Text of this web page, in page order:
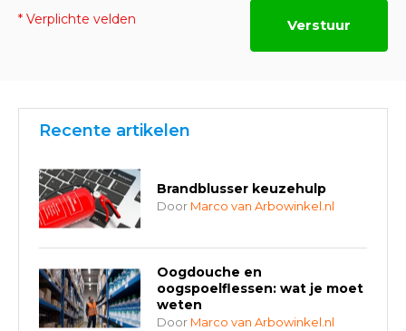
* Verplichte velden Verstuur
Recente artikelen
Brandblusser keuzehulp
Door Marco van Arbowinkel.nl
Oogdouche en
oogspoelflessen: wat je moet
weten
Door Marco van Arbowinkel.nl